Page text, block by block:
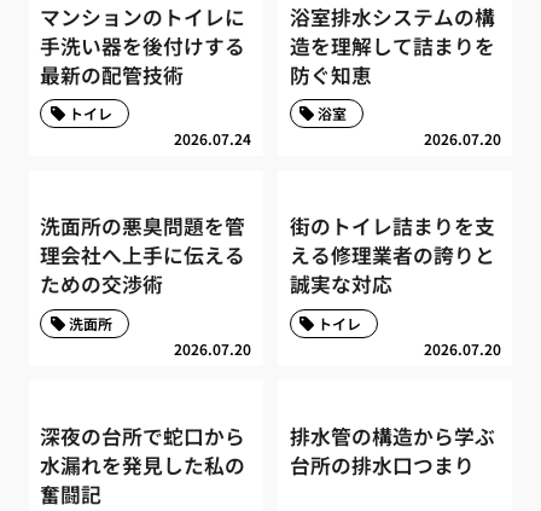
マンションのトイレに
手洗い器を後付けする
最新の配管技術
2026.07.24
トイレ
浴室排水システムの構
造を理解して詰まりを
防ぐ知恵
2026.07.20
浴室
洗面所の悪臭問題を管
理会社へ上手に伝える
ための交渉術
2026.07.20
洗面所
街のトイレ詰まりを支
える修理業者の誇りと
誠実な対応
2026.07.20
トイレ
深夜の台所で蛇口から
水漏れを発見した私の
奮闘記
排水管の構造から学ぶ
台所の排水口つまり